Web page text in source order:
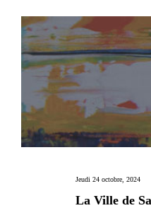
Jeudi 24 octobre, 2024
La Ville de